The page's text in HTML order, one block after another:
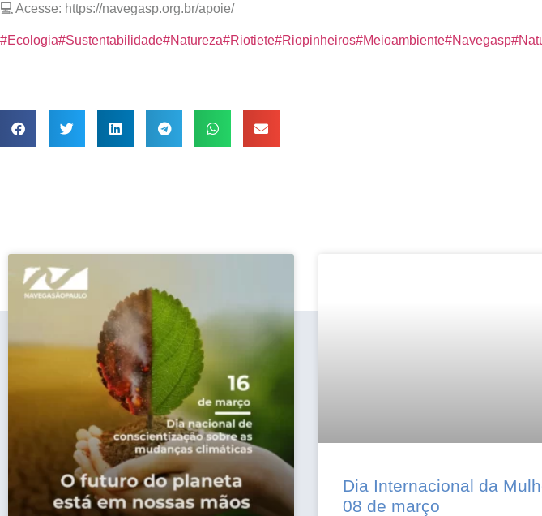
💻 Acesse: https://navegasp.org.br/apoie/
#Ecologia#Sustentabilidade#Natureza#Riotiete#Riopinheiros#Meioambiente#Navegasp
Dia Internacional da
08 de março